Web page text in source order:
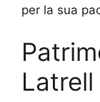
per la sua